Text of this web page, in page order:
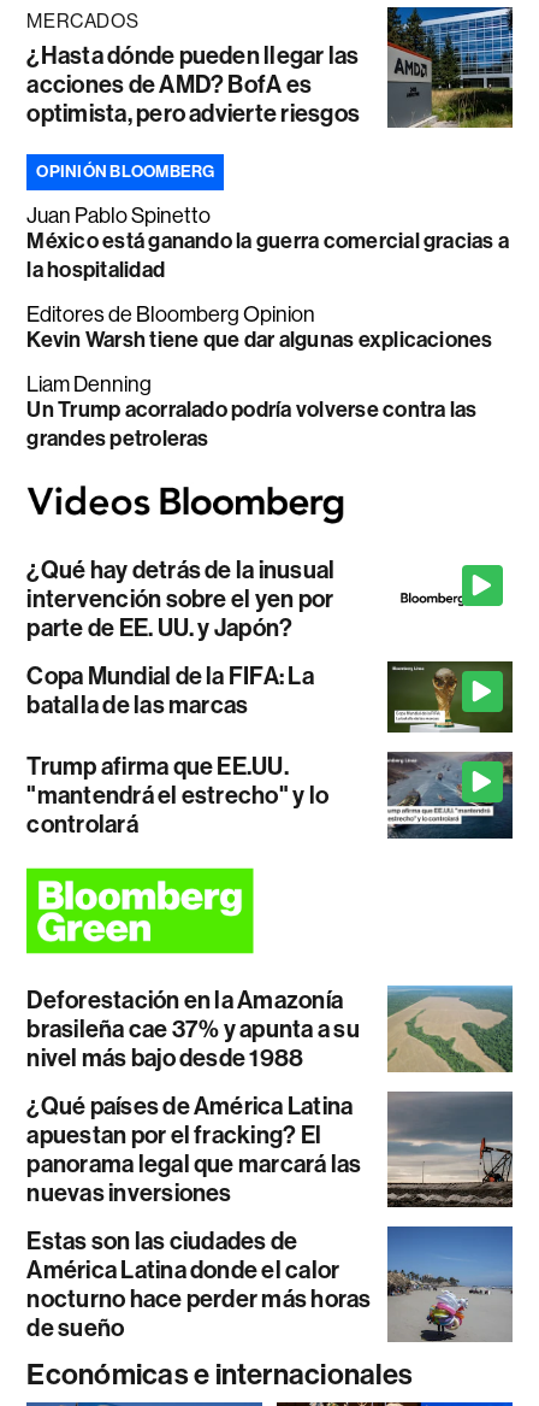
MERCADOS
¿Hasta dónde pueden llegar las
acciones de AMD? BofA es
optimista, pero advierte riesgos
OPINIÓN BLOOMBERG
Juan Pablo Spinetto
México está ganando la guerra comercial gracias a
la hospitalidad
Editores de Bloomberg Opinion
Kevin Warsh tiene que dar algunas explicaciones
Liam Denning
Un Trump acorralado podría volverse contra las
grandes petroleras
¿Qué hay detrás de la inusual
intervención sobre el yen por
parte de EE. UU. y Japón?
Copa Mundial de la FIFA: La
batalla de las marcas
Trump afirma que EE.UU.
"mantendrá el estrecho" y lo
controlará
Deforestación en la Amazonía
brasileña cae 37% y apunta a su
nivel más bajo desde 1988
¿Qué países de América Latina
apuestan por el fracking? El
panorama legal que marcará las
nuevas inversiones
Estas son las ciudades de
América Latina donde el calor
nocturno hace perder más horas
de sueño
Económicas e internacionales